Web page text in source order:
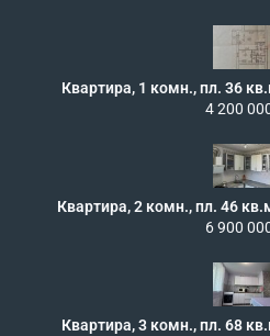
Квартира, 1 комн., пл. 36
4 200
Квартира, 2 комн., пл. 46
6 900
Квартира, 3 комн., пл. 68